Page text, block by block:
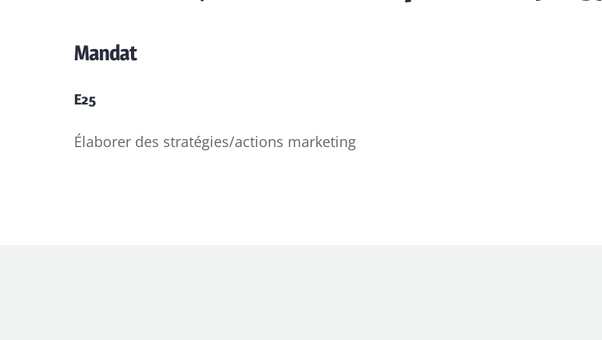
Mandat
E25
Élaborer des stratégies/actions marketing